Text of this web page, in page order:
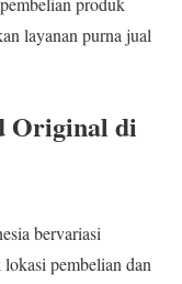
layanan purna jual
Original di
bervariasi
pembelian dan